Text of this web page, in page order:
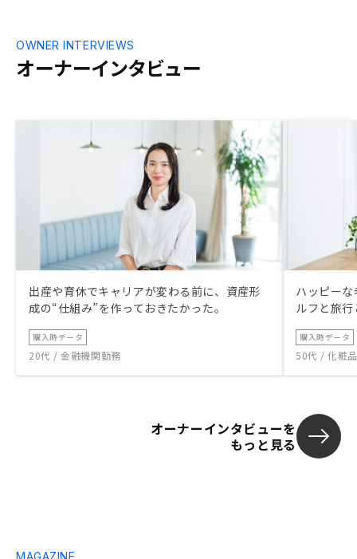
オーナーインタビュー
OWNER INTERVIEWS
出産や育休でキャリアが変わる前に、資産形
成の“仕組み”を作っておきたかった。
購入時データ
20代 / 金融機関勤務
ハッピー
ルフと旅
購入時データ
50代 / 化粧
オーナーインタビューを
もっと見る
MAGAZINE